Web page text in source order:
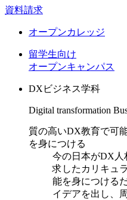
資料請求
オープンカレッジ
留学生向け
オープンキャンパス
DXビジネス学科
Digital transformation
質の高いDX教育で可
を身につける
今の日本がDX人
求したカリキュ
能を身につける
イデアを出し、